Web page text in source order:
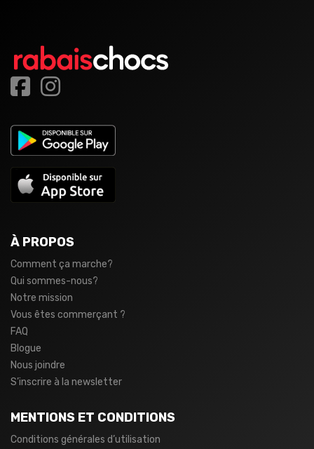
À PROPOS
Comment ça marche?
Qui sommes-nous?
Notre mission
Vous êtes commerçant ?
FAQ
Blogue
Nous joindre
S’inscrire à la newsletter
MENTIONS ET CONDITIONS
Conditions générales d’utilisation